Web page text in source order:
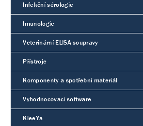
Infekční sérologie
Imunologie
Veterinární ELISA soupravy
Přístroje
Komponenty a spotřební materiál
Vyhodnocovací software
KleeYa